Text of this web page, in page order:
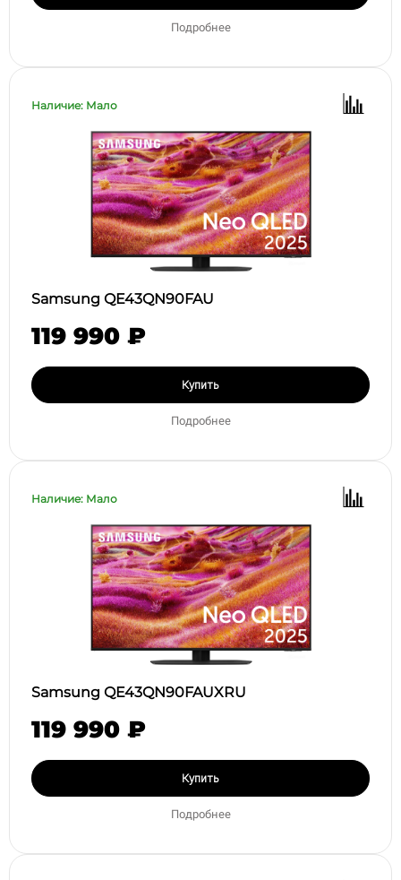
Подробнее
Наличие: Мало
Samsung QE43QN90FAU
119 990 ₽
Купить
Подробнее
Наличие: Мало
Samsung QE43QN90FAUXRU
119 990 ₽
Купить
Подробнее